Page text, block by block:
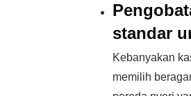
standar
Kebanyakan
memilih